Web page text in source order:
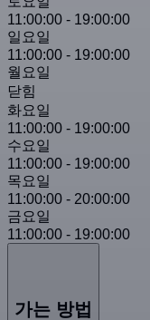
11:00:00 - 19:00:00
일요일
11:00:00 - 19:00:00
월요일
닫힘
화요일
11:00:00 - 19:00:00
수요일
11:00:00 - 19:00:00
목요일
11:00:00 - 20:00:00
금요일
11:00:00 - 19:00:00
가는 방법